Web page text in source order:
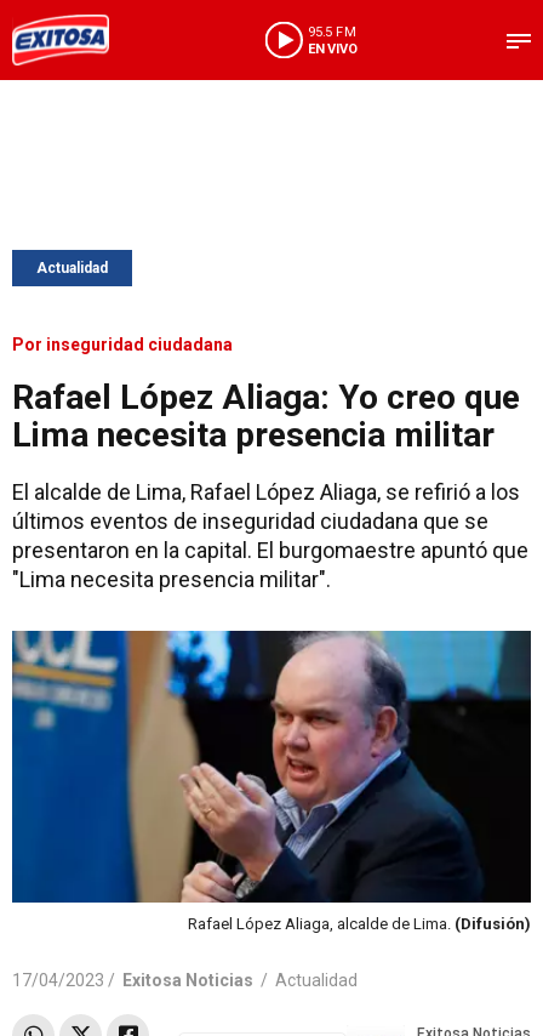
95.5 FM
EN VIVO
Actualidad
Por inseguridad ciudadana
Rafael López Aliaga: Yo creo que
Lima necesita presencia militar
El alcalde de Lima, Rafael López Aliaga, se refirió a los
últimos eventos de inseguridad ciudadana que se
presentaron en la capital. El burgomaestre apuntó que
"Lima necesita presencia militar".
Rafael López Aliaga, alcalde de Lima. (Difusión)
17/04/2023 / Exitosa Noticias / Actualidad